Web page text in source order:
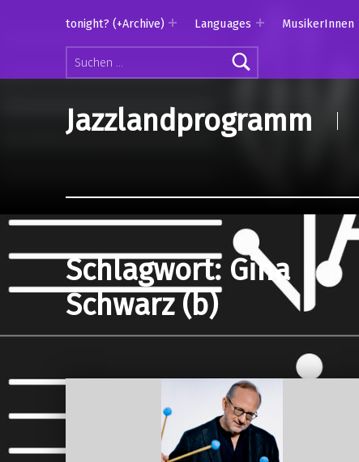
Suchen nach:
tonight? (+Archive) Languages MusikerInnen
Jazzlandprogramm
Schlagwort: Gina
Schwarz (b)